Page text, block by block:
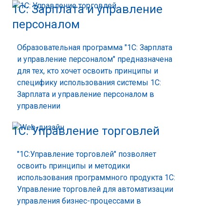
1С: Зарплата и управление
персоналом
Образовательная программа "1С: Зарплата
и управление персоналом" предназначена
для тех, кто хочет освоить принципы и
специфику использования системы 1С:
Зарплата и управление персоналом в
управлении
1С: Управление торговлей
"1С:Управление торговлей" позволяет
освоить принципы и методики
использования программного продукта 1С:
Управление торговлей для автоматизации
управления бизнес-процессами в